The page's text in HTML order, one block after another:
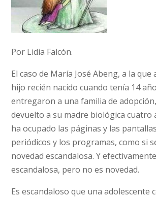
Por Lidia Falcón.
El caso de María José Abeng, a la
hijo recién nacido cuando tenía 14
entregaron a una familia de
devuelto a su madre biológica cuatro
ha ocupado las páginas y las
periódicos y los programas, como si
novedad escandalosa. Y
escandalosa, pero no es novedad.
Es escandaloso que una adolescente